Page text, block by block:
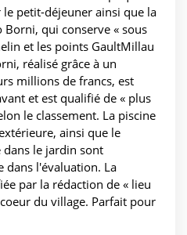
petit-déjeuner ainsi que la
qui conserve « sous
et les points GaultMillau
réalisé grâce à un
millions de francs, est
et est qualifié de « plus
le classement. La piscine
ainsi que le
dans le jardin sont
dans l'évaluation. La
par la rédaction de « lieu
du village. Parfait pour